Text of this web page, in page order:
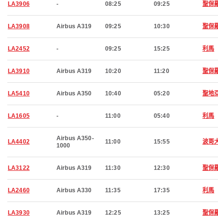
LA3906 - 08:25 09:25 聖保
LA3908 Airbus A319 09:25 10:30 聖保
LA2452 - 09:25 15:25 利馬
LA3910 Airbus A319 10:20 11:20 聖保
LA5410 Airbus A350 10:40 05:20 聖地
LA1605 - 11:00 05:40 利馬
LA4402
Airbus A350-
1000
11:00 15:55 波哥
LA3122 Airbus A319 11:30 12:30 聖保
LA2460 Airbus A330 11:35 17:35 利馬
LA3930 Airbus A319 12:25 13:25 聖保